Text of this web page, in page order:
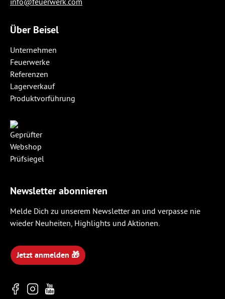
Über Beisel
Unternehmen
Feuerwerke
Referenzen
Lagerverkauf
Produktvorführung
Newsletter abonnieren
Melde Dich zu unserem Newsletter an und verpasse nie
wieder Neuheiten, Highlights und Aktionen.
Jetzt anmelden 🎁